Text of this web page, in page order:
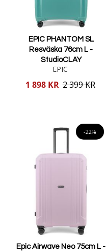
EPIC PHANTOM SL
Resväska 76cm L -
StudioCLAY
EPIC
Reducerat
1 898 KR 2 399 KR
-22%
Epic Airwave Neo 75cm L -